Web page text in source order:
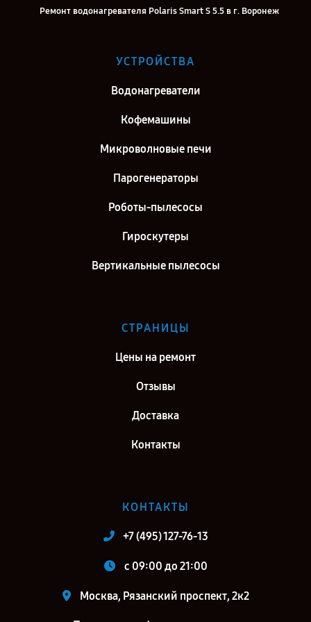
Ремонт водонагревателя Polaris Smart S 5.5 в г. Воронеж
Ремонт водонагревателя Polaris Smart S 5.5 в г. Самара
Ремонт водонагревателя Polaris Smart S 5.5 в г. Санкт-Петербург
УСТРОЙСТВА
Водонагреватели
Кофемашины
Микроволновые печи
Парогенераторы
Роботы-пылесосы
Гироскутеры
Вертикальные пылесосы
СТРАНИЦЫ
Цены на ремонт
Отзывы
Доставка
Контакты
КОНТАКТЫ
+7 (495) 127-76-13
c 09:00 до 21:00
Москва, Рязанский проспект, 2к2